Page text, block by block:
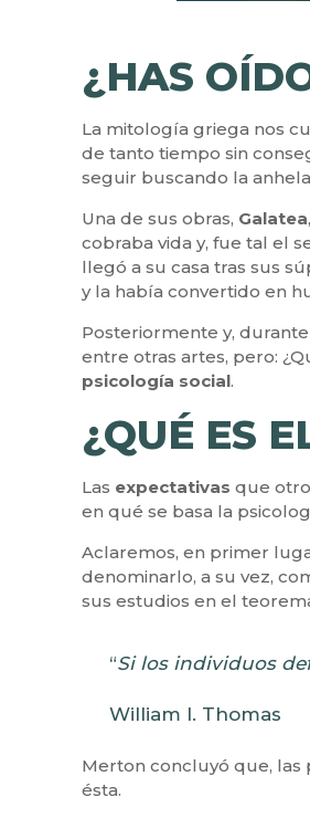
¿HAS
La mitología griega nos
de tanto tiempo sin
seguir buscando la
Una de sus obras, Galatea
cobraba vida y, fue tal el
llegó a su casa tras sus
y la había convertido en
Posteriormente y,
entre otras artes, pero:
psicología social.
¿QUÉ ES
Las expectativasque
en qué se basa la
Aclaremos, en primer
denominarlo, a su vez,
sus estudios en el
“Si los individuos
William I. Thomas
Merton concluyó que, las
ésta.